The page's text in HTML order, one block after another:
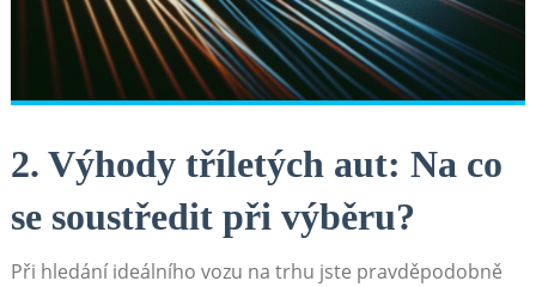
2. Výhody tříletých aut: Na co
se ⁢soustředit ⁤při výběru?
Při hledání ideálního vozu na trhu⁣ jste pravděpodobně